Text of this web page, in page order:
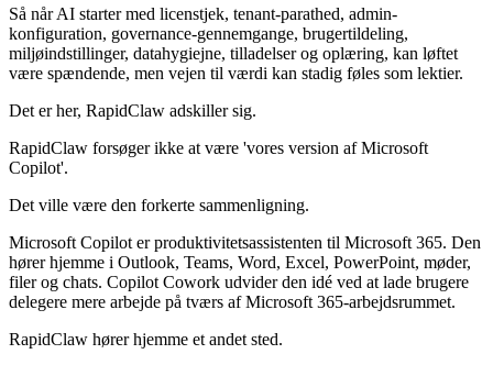
Så når AI starter med licenstjek, tenant-parathed, admin-
konfiguration, governance-gennemgange, brugertildeling,
miljøindstillinger, datahygiejne, tilladelser og oplæring, kan løftet
være spændende, men vejen til værdi kan stadig føles som lektier.
Det er her, RapidClaw adskiller sig.
RapidClaw forsøger ikke at være 'vores version af Microsoft
Copilot'.
Det ville være den forkerte sammenligning.
Microsoft Copilot er produktivitetsassistenten til Microsoft 365. Den
hører hjemme i Outlook, Teams, Word, Excel, PowerPoint, møder,
filer og chats. Copilot Cowork udvider den idé ved at lade brugere
delegere mere arbejde på tværs af Microsoft 365-arbejdsrummet.
RapidClaw hører hjemme et andet sted.